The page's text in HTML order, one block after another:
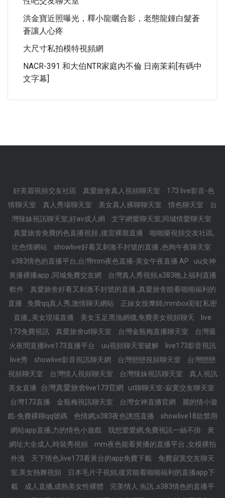
洪金寶近照曝光，釋小龍曬合影，老態龍鍾白髮蒼
蒼讓人心疼
大尺寸私拍模特視頻網
NACR-391 和大伯NTR家庭內不倫 日南茉莉[有碼中
文字幕]
好美眉視頻交友社區 真愛旅舍真人視頻聊天室
173 live影音-色
情聊天室
真人秀場聊天室 美女真人裸聊聊天室 情色聊天室
台
灣辣妹視訊聊天室,好av成人網
文字網愛聊天室,同城情愛聊天室
真愛旅舍免費的色直播視頻 ,後宮裸脫直播
啪啪樂視頻交友社區,
比色情網站
showlive好看又刺激不封號的直播 ,色狗午夜聊天室
s383情色的直播平台,台灣mm夜色直播-美女午夜直播 AP
uu女神
黃播裸播app ,同城免費交友網
台灣真人秀視頻,s383晚上福利直播
軟件
真愛旅舍好看又刺激不封號的直播 ,真愛旅舍能看啪啪福利的
直播
免費qq真人秀,激情聊天網站
正妹女按摩師,mmbox彩虹私密
直播_美女現場直播
美女玉足黑漁網襪,免費美女視頻聊天
live
173免費視訊
真愛旅舍ut聊天室 台灣金瓶梅直播聊天室
台灣最
火夜間直播live173直播平台
uu視頻聊天室破解
live173影音視訊
live秀
showlive影音視訊聊天網 台灣戀戀視頻聊天室
台灣戀戀
視頻聊天室
台灣情人視頻聊天室 台灣辣妹視訊聊天室
真人視訊
美女直播
台灣真愛旅舍live173官網
ut聊聊天室-寂寞交友聊天室
台灣173直播
金瓶梅視訊聊天室 台灣女神直播官網
麗的情小遊
戲-免費裸聊qq號碼
色情網,s383夜色誘惑直播
showlive18款禁用
網站app直播,力的情色小遊戲
我想愛愛網,免費視訊一絲不掛
黃
網址大全成人,時裝秀視頻
mm夜色能看黃播的直播平台 ,女模裸拍
外洩
天下情色,live173看黃台的app免費下載
免費寂寞交友聊天
室,美女熱舞視頻
日本毛片子視頻,後宮能看啪啪福利的直播app下
載
成人直播,成熟美女性裸體
完美情人 魚訊 ,s383情色的直播平